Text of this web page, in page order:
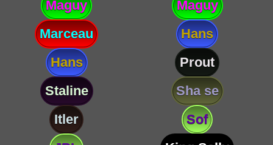
Maguy
Maguy
Marceau
Hans
Hans
Prout
Staline
Sha se
Itler
Sof